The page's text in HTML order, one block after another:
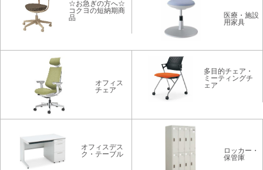
☆お急ぎの方へ☆
コクヨの短納期商
品
医療・施設
用家具
オフィス
チェア
多目的チェア・
ミーティングチ
ェア
オフィスデス
ク・テーブル
ロッカー・
保管庫